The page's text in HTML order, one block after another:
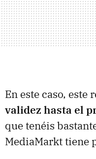
En este caso,
validez hasta el
que tenéis
MediaMarkt tiene